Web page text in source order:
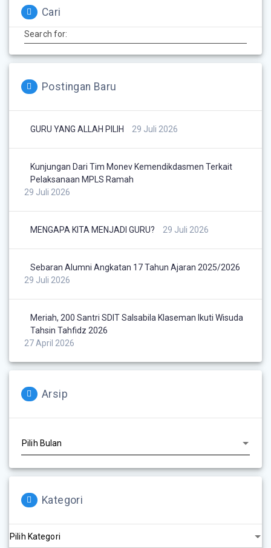
Cari
Search for:
Postingan Baru
GURU YANG ALLAH PILIH 29 Juli 2026
Kunjungan Dari Tim Monev Kemendikdasmen Terkait
Pelaksanaan MPLS Ramah
29 Juli 2026
MENGAPA KITA MENJADI GURU? 29 Juli 2026
Sebaran Alumni Angkatan 17 Tahun Ajaran 2025/2026
29 Juli 2026
Meriah, 200 Santri SDIT Salsabila Klaseman Ikuti Wisuda
Tahsin Tahfidz 2026
27 April 2026
Arsip
Kategori